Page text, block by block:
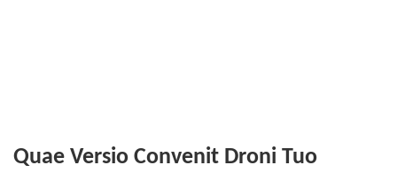
Quae Versio Convenit Droni Tuo